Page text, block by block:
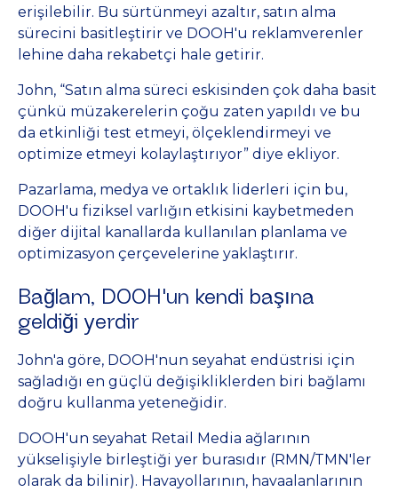
erişilebilir. Bu sürtünmeyi azaltır, satın alma
sürecini basitleştirir ve DOOH'u reklamverenler
lehine daha rekabetçi hale getirir.
John, “Satın alma süreci eskisinden çok daha basit
çünkü müzakerelerin çoğu zaten yapıldı ve bu
da etkinliği test etmeyi, ölçeklendirmeyi ve
optimize etmeyi kolaylaştırıyor” diye ekliyor.
Pazarlama, medya ve ortaklık liderleri için bu,
DOOH'u fiziksel varlığın etkisini kaybetmeden
diğer dijital kanallarda kullanılan planlama ve
optimizasyon çerçevelerine yaklaştırır.
Bağlam, DOOH'un kendi başına
geldiği yerdir
John'a göre, DOOH'nun seyahat endüstrisi için
sağladığı en güçlü değişikliklerden biri bağlamı
doğru kullanma yeteneğidir.
DOOH'un seyahat Retail Media ağlarının
yükselişiyle birleştiği yer burasıdır (RMN/TMN'ler
olarak da bilinir). Havayollarının, havaalanlarının